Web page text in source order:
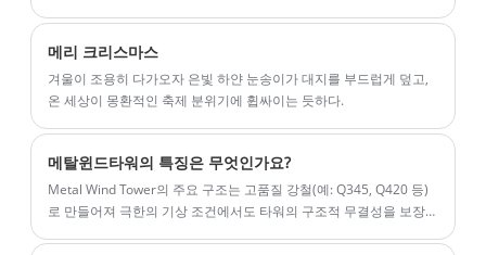
메리 크리스마스
겨울이 조용히 다가오자 은빛 하얀 눈송이가 대지를 부드럽게 덮고,
온 세상이 몽환적인 축제 분위기에 휩싸이는 듯하다.
메탈윈드타워의 특징은 무엇인가요?
Metal Wind Tower의 주요 구조는 고품질 강철(예: Q345, Q420 등)
로 만들어져 극한의 기상 조건에서도 타워의 구조적 무결성을 보장